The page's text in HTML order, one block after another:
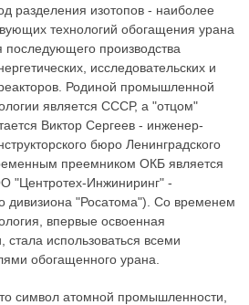
разделения изотопов - наиболее
технологий обогащения урана
последующего производства
исследовательских и
Родиной промышленной
является СССР, а "отцом"
Виктор Сергеев - инженер-
бюро Ленинградского
преемником ОКБ является
"Центротех-Инжиниринг" -
дивизиона "Росатома"). Со временем
впервые освоенная
использоваться всеми
обогащенного урана.
символ атомной промышленности,